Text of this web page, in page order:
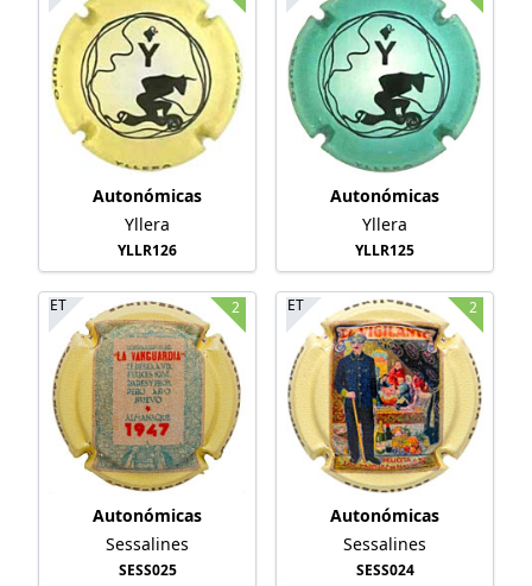
Autonómicas
Yllera
YLLR126
Autonómicas
Yllera
YLLR125
ET 2
Autonómicas
Sessalines
SESS025
ET 2
Autonómicas
Sessalines
SESS024